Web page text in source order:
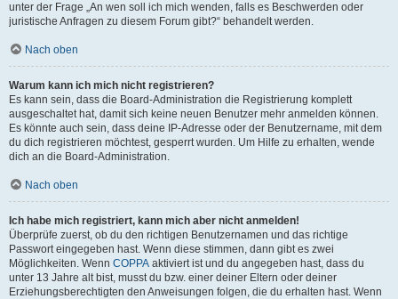
unter der Frage „An wen soll ich mich wenden, falls es Beschwerden oder
juristische Anfragen zu diesem Forum gibt?“ behandelt werden.
Nach oben
Warum kann ich mich nicht registrieren?
Es kann sein, dass die Board-Administration die Registrierung komplett
ausgeschaltet hat, damit sich keine neuen Benutzer mehr anmelden können.
Es könnte auch sein, dass deine IP-Adresse oder der Benutzername, mit dem
du dich registrieren möchtest, gesperrt wurden. Um Hilfe zu erhalten, wende
dich an die Board-Administration.
Nach oben
Ich habe mich registriert, kann mich aber nicht anmelden!
Überprüfe zuerst, ob du den richtigen Benutzernamen und das richtige
Passwort eingegeben hast. Wenn diese stimmen, dann gibt es zwei
Möglichkeiten. Wenn COPPA aktiviert ist und du angegeben hast, dass du
unter 13 Jahre alt bist, musst du bzw. einer deiner Eltern oder deiner
Erziehungsberechtigten den Anweisungen folgen, die du erhalten hast. Wenn